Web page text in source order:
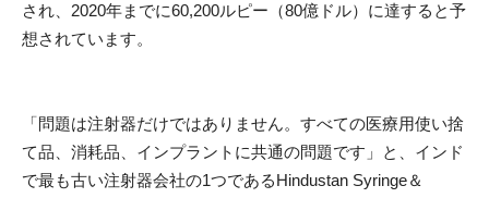
され、2020年までに60,200ルピー（80億ドル）に達すると予
想されています。
「問題は注射器だけではありません。すべての医療用使い捨
て品、消耗品、インプラントに共通の問題です」と、インド
で最も古い注射器会社の1つであるHindustan Syringe＆